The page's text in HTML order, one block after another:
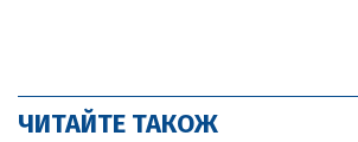
ЧИТАЙТЕ ТАКОЖ